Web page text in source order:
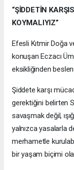
“ŞİDDETİN
KOYMALIYIZ”
Efesli Kıtmir Doğa
konuşan Eczacı
eksikliğinden
Şiddete karşı
gerektiğini belirten
savaşmak değil,
yalnızca yasalarla
merhametle
bir yaşam biçimi